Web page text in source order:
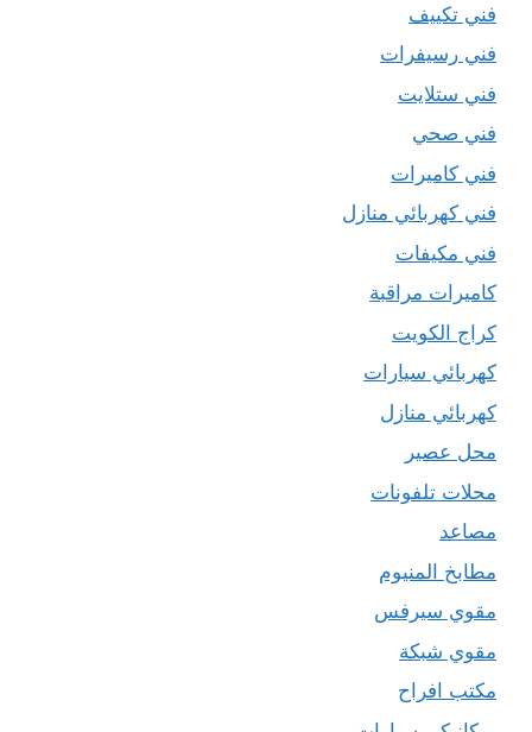
فني تكييف
فني رسيفرات
فني ستلايت
فني صحي
فني كاميرات
فني كهربائي منازل
فني مكيفات
كاميرات مراقبة
كراج الكويت
كهربائي سيارات
كهربائي منازل
محل عصير
محلات تلفونات
مصاعد
مطابخ المنيوم
مقوي سيرفس
مقوي شبكة
مكتب افراح